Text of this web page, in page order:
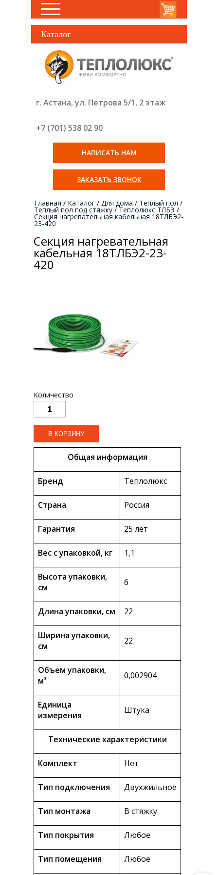
Каталог
г. Астана, ул. Петрова 5/1, 2 этаж
+7 (701) 538 02 90
НАПИСАТЬ НАМ
ЗАКАЗАТЬ ЗВОНОК
Главная / Каталог / Для дома / Теплый пол /
Теплый пол под стяжку / Теплолюкс ТЛБЭ /
Секция нагревательная кабельная 18ТЛБЭ2-
23-420
Секция нагревательная
кабельная 18ТЛБЭ2-23-
420
Количество
Общая информация
Бренд Теплолюкс
Страна Россия
Гарантия 25 лет
Вес с упаковкой, кг 1,1
Высота упаковки,
см
6
Длина упаковки, см 22
Ширина упаковки,
см
22
Объем упаковки,
м³
0,002904
Единица
измерения
Штука
Технические характеристики
Комплект Нет
Тип подключения Двухжильное
Тип монтажа В стяжку
Тип покрытия Любое
Тип помещения Любое